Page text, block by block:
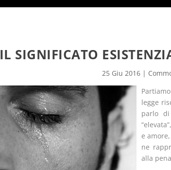
IL SIGNIFICATO
25 Giu 2016 |
legge
parlo di
e
ne
alla